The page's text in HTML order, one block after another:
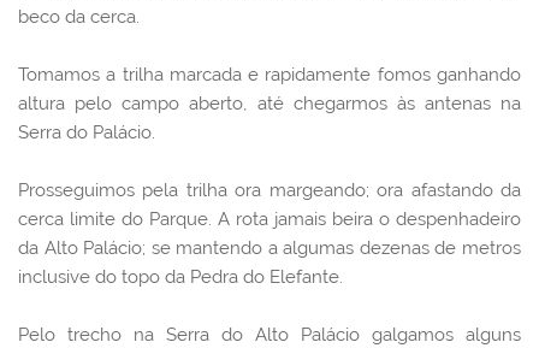
beco da cerca.
Tomamos a trilha marcada e rapidamente fomos ganhando
altura pelo campo aberto, até chegarmos às antenas na
Serra do Palácio.
Prosseguimos pela trilha ora margeando; ora afastando da
cerca limite do Parque. A rota jamais beira o despenhadeiro
da Alto Palácio; se mantendo a algumas dezenas de metros
inclusive do topo da Pedra do Elefante.
Pelo trecho na Serra do Alto Palácio galgamos alguns